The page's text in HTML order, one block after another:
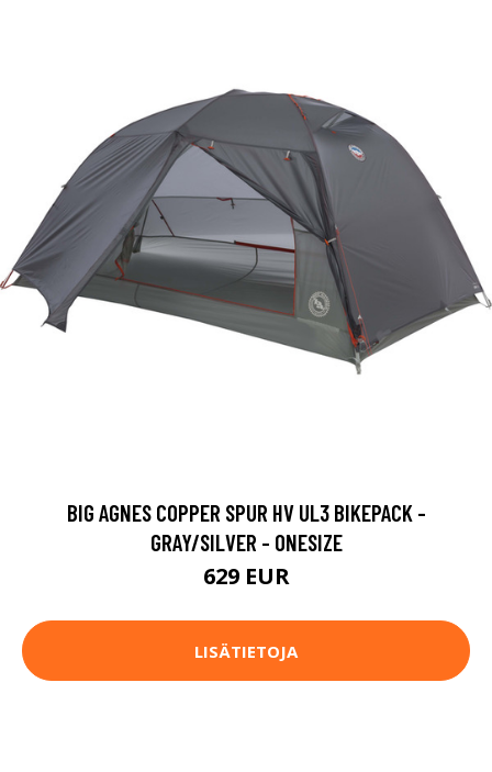
BIG AGNES COPPER SPUR HV UL3 BIKEPACK -
GRAY/SILVER - ONESIZE
629 EUR
LISÄTIETOJA